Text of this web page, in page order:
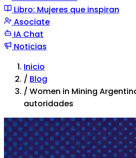
violencia
Libro: Mujeres que inspiran
Asociate
IA Chat
Noticias
Inicio
/ Blog
/ Women in Mining
autoridades